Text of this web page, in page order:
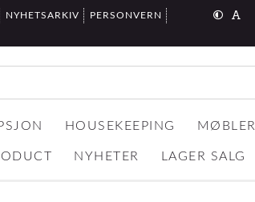
NYHETSARKIV
PERSONVERN
HOUSEKEEPING MØBLER
NYHETER LAGER SALG